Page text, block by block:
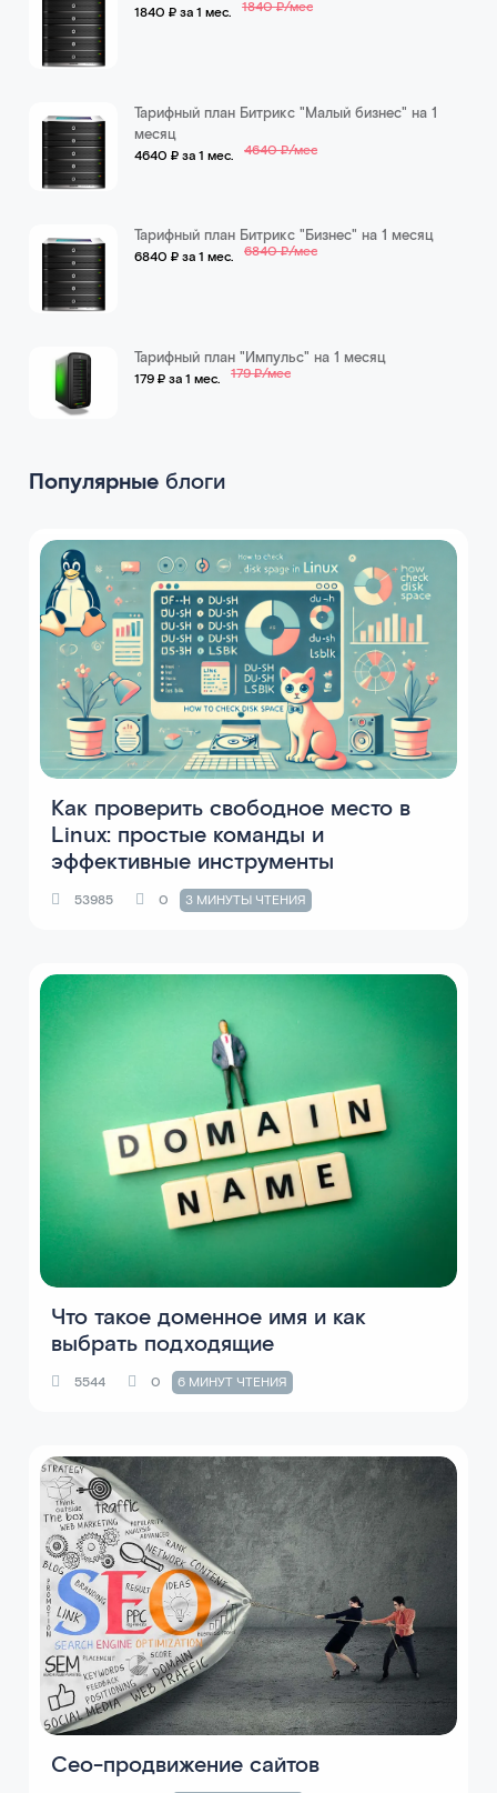
1840 ₽ за 1 мес. 1840 ₽/мес
Тарифный план Битрикс "Малый бизнес" на 1
месяц
4640 ₽ за 1 мес. 4640 ₽/мес
Тарифный план Битрикс "Бизнес" на 1 месяц
6840 ₽ за 1 мес. 6840 ₽/мес
Тарифный план "Импульс" на 1 месяц
179 ₽ за 1 мес. 179 ₽/мес
Популярныеблоги
Как проверить свободное место в
Linux: простые команды и
эффективные инструменты
53985 0 3 МИНУТЫ ЧТЕНИЯ
Что такое доменное имя и как
выбрать подходящие
5544 0 6 МИНУТ ЧТЕНИЯ
Сео-продвижение сайтов